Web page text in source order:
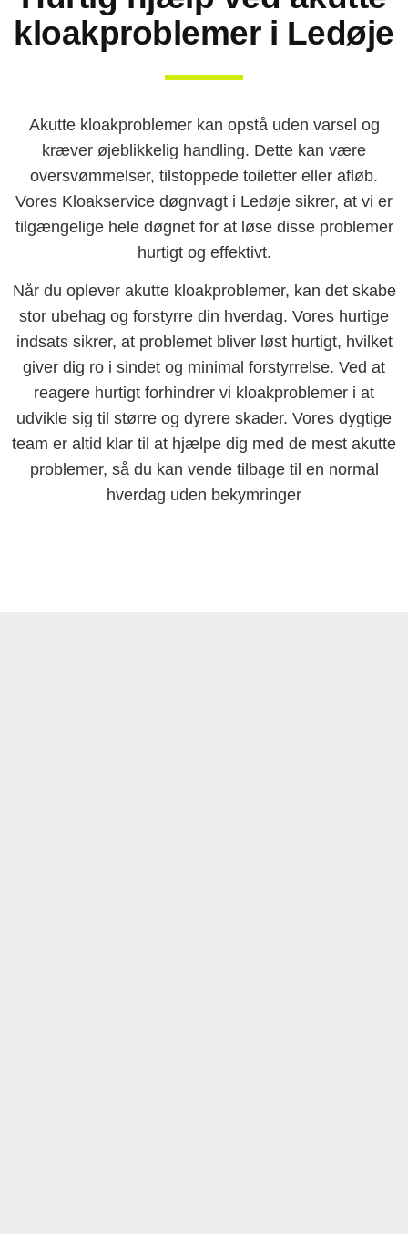
kloakproblemer i Ledøje
Akutte kloakproblemer kan opstå uden varsel og
kræver øjeblikkelig handling. Dette kan være
oversvømmelser, tilstoppede toiletter eller afløb.
Vores Kloakservice døgnvagt i Ledøje sikrer, at vi er
tilgængelige hele døgnet for at løse disse problemer
hurtigt og effektivt.
Når du oplever akutte kloakproblemer, kan det skabe
stor ubehag og forstyrre din hverdag. Vores hurtige
indsats sikrer, at problemet bliver løst hurtigt, hvilket
giver dig ro i sindet og minimal forstyrrelse. Ved at
reagere hurtigt forhindrer vi kloakproblemer i at
udvikle sig til større og dyrere skader. Vores dygtige
team er altid klar til at hjælpe dig med de mest akutte
problemer, så du kan vende tilbage til en normal
hverdag uden bekymringer